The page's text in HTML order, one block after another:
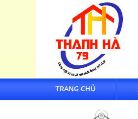
TRANG CHỦ